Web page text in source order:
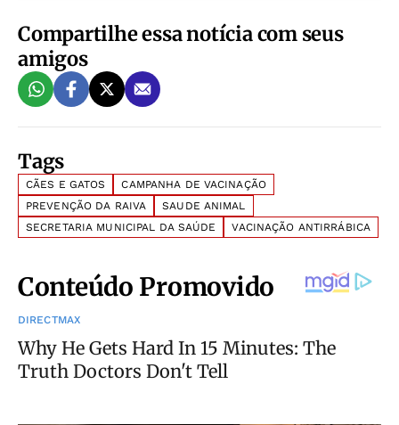
Compartilhe essa notícia com seus
amigos
Tags
CÃES E GATOS
CAMPANHA DE VACINAÇÃO
PREVENÇÃO DA RAIVA
SAUDE ANIMAL
SECRETARIA MUNICIPAL DA SAÚDE
VACINAÇÃO ANTIRRÁBICA